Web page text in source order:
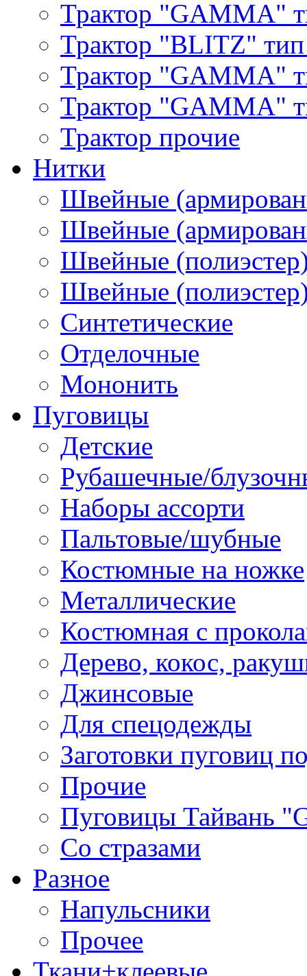
Трактор "GAMMA"
Трактор "BLITZ"
Трактор "GAMMA"
Трактор "GAMMA"
Трактор прочие
Нитки
Швейные
Швейные
Швейные
Швейные
Синтетические
Отделочные
Мононить
Пуговицы
Детские
Рубашечные/
Наборы ассорти
Пальтовые/шубные
Костюмные на ножке
Металлические
Костюмная с
Дерево, кокос,
Джинсовые
Для спецодежды
Заготовки пуговиц
Прочие
Пуговицы Тайвань
Со стразами
Разное
Напульсники
Прочее